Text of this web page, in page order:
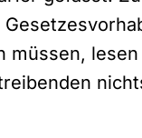
müssen,